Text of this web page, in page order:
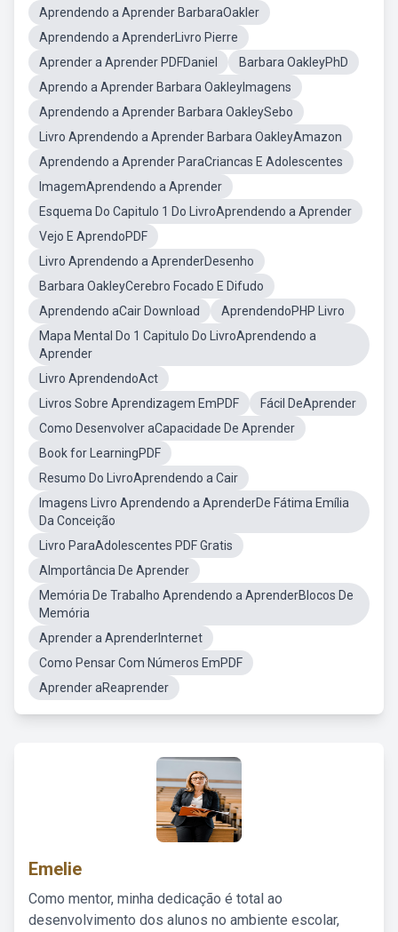
Aprendendo a Aprender BarbaraOakler
Aprendendo a AprenderLivro Pierre
Aprender a Aprender PDFDaniel
Barbara OakleyPhD
Aprendo a Aprender Barbara OakleyImagens
Aprendendo a Aprender Barbara OakleySebo
Livro Aprendendo a Aprender Barbara OakleyAmazon
Aprendendo a Aprender ParaCriancas E Adolescentes
ImagemAprendendo a Aprender
Esquema Do Capitulo 1 Do LivroAprendendo a Aprender
Vejo E AprendoPDF
Livro Aprendendo a AprenderDesenho
Barbara OakleyCerebro Focado E Difudo
Aprendendo aCair Download
AprendendoPHP Livro
Mapa Mental Do 1 Capitulo Do LivroAprendendo a
Aprender
Livro AprendendoAct
Livros Sobre Aprendizagem EmPDF
Fácil DeAprender
Como Desenvolver aCapacidade De Aprender
Book for LearningPDF
Resumo Do LivroAprendendo a Cair
Imagens Livro Aprendendo a AprenderDe Fátima Emília
Da Conceição
Livro ParaAdolescentes PDF Gratis
AImportância De Aprender
Memória De Trabalho Aprendendo a AprenderBlocos De
Memória
Aprender a AprenderInternet
Como Pensar Com Números EmPDF
Aprender aReaprender
Emelie
Como mentor, minha dedicação é total ao
desenvolvimento dos alunos no ambiente escolar,